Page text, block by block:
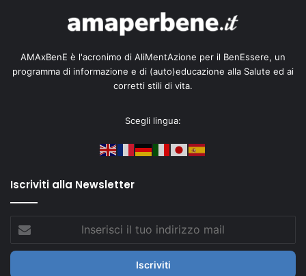
AMAxBenE è l'acronimo di AliMentAzione per il BenEssere, un
programma di informazione e di (auto)educazione alla Salute ed ai
corretti stili di vita.
Scegli lingua:
Iscriviti alla Newsletter
tuo